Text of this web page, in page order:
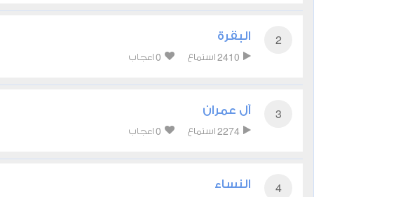
2 البقرة
2410 استماع 0 اعجاب
3 آل عمران
2274 استماع 0 اعجاب
4 النساء